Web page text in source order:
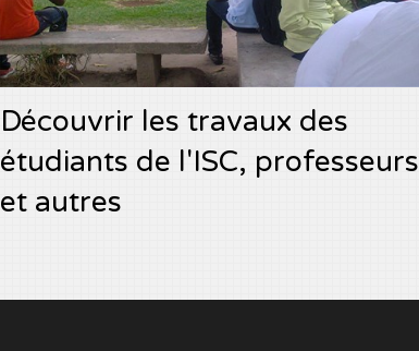
Découvrir les travaux des
étudiants de l'ISC, professeurs
et autres